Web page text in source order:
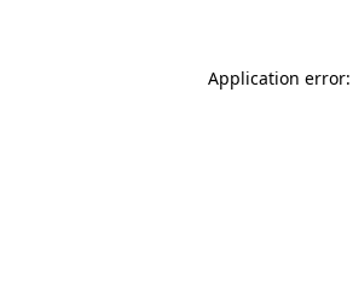
Application